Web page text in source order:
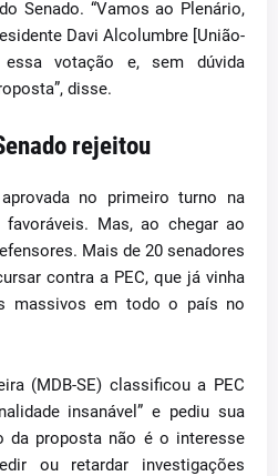
Senado. “Vamos ao Plenário,
Davi Alcolumbre [União-
votação e, sem dúvida
disse.
rejeitou
no primeiro turno na
Mas, ao chegar ao
Mais de 20 senadores
contra a PEC, que já vinha
massivos em todo o país no
(MDB-SE) classificou a PEC
insanável” e pediu sua
da proposta não é o interesse
ou retardar investigações